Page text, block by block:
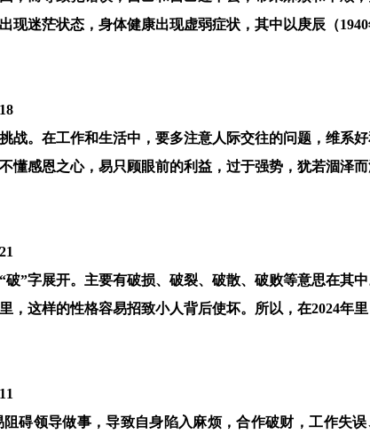
迷茫状态，身体健康出现虚弱症状，其中以庚辰（1940
战。在工作和生活中，要多注意人际交往的问题，维
懂感恩之心，易只顾眼前的利益，过于强势，犹若涸泽
”字展开。主要有破损、破裂、破散、破败等意思在
，这样的性格容易招致小人背后使坏。所以，在2024年
碍领导做事，导致自身陷入麻烦，合作破财，工作失